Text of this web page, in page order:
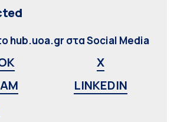
hub.uoa.gr στα Social Media
X
LINKEDIN